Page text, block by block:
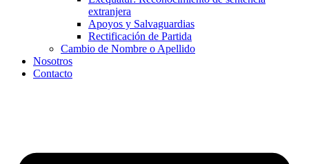
extranjera
Apoyos y Salvaguardias
Rectificación de Partida
Cambio de Nombre o Apellido
Nosotros
Contacto